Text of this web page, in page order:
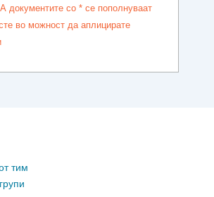
со * се пополнуваат
во можност да аплицирате
тим